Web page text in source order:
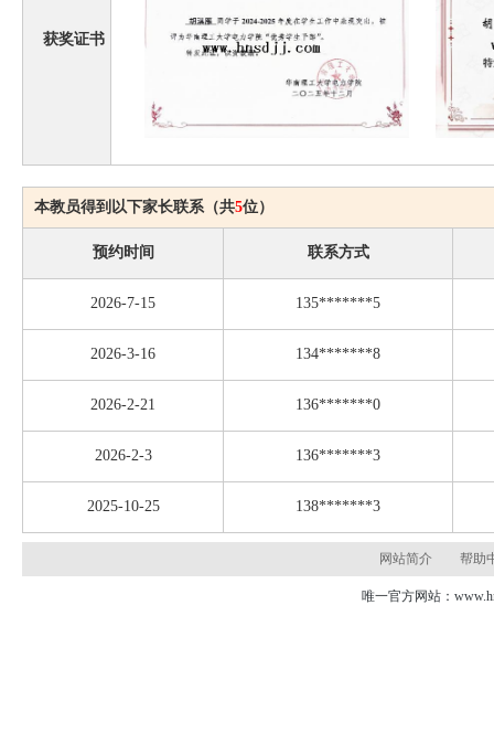
获奖证书
本教员得到以下家长联系（共5位）
预约时间 联系方式
2026-7-15 135*******5
2026-3-16 134*******8
2026-2-21 136*******0
2026-2-3 136*******3
2025-10-25 138*******3
网站简介 帮助
唯一官方网站：